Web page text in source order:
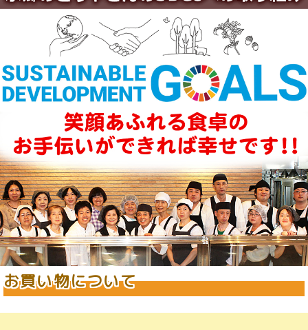
お買い物について